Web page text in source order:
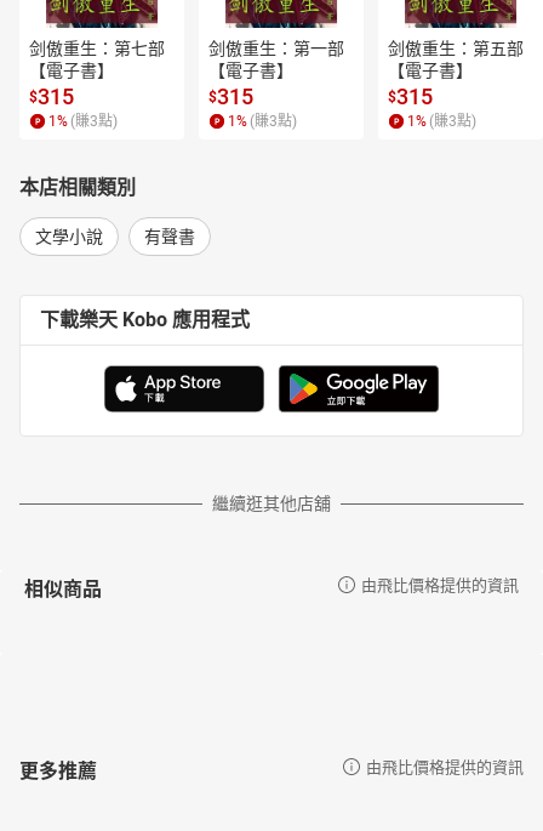
剑傲重生：第七部
【電子書】
$315
1 % (賺3點)
剑傲重生：第一部
【電子書】
$315
1 % (賺3點)
剑傲重生：第五部
【電子書】
$315
1 % (賺3點)
本店相關類別
文學小說 有聲書
下載樂天 Kobo 應用程式
繼續逛其他店舖
相似商品 由飛比價格提供的資訊
更多推薦 由飛比價格提供的資訊